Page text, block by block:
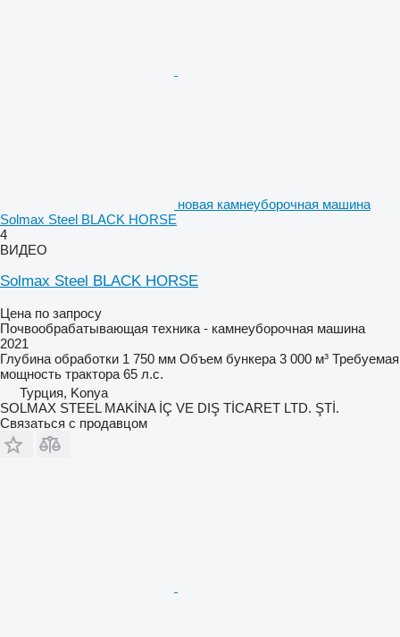
новая камнеуборочная машина
Solmax Steel BLACK HORSE
4
ВИДЕО
Solmax Steel BLACK HORSE
Цена по запросу
Почвообрабатывающая техника - камнеуборочная машина
2021
Глубина обработки 1 750 мм Объем бункера 3 000 м³ Требуемая
мощность трактора 65 л.с.
Турция, Konya
SOLMAX STEEL MAKİNA İÇ VE DIŞ TİCARET LTD. ŞTİ.
Связаться с продавцом